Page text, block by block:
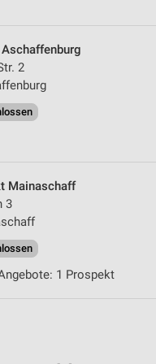
2
Mainaschaff
3
1 Prospekt